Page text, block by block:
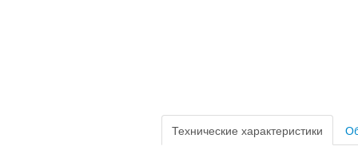
Технические характеристики